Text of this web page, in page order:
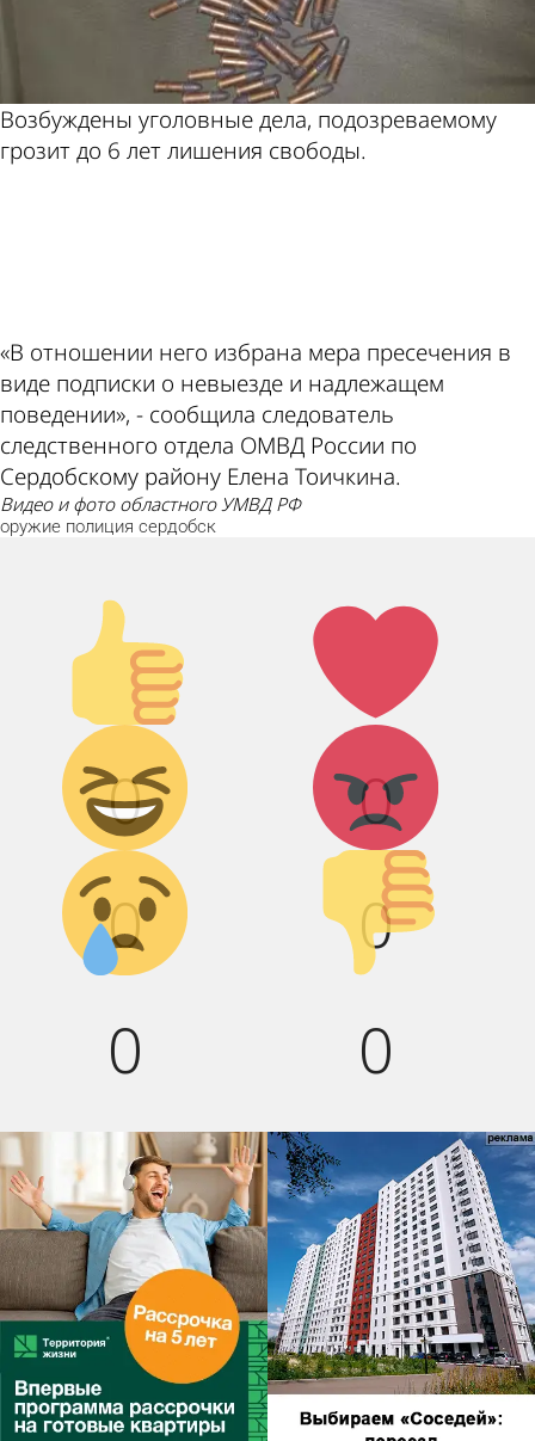
Возбуждены уголовные дела, подозреваемому
грозит до 6 лет лишения свободы.
«В отношении него избрана мера пресечения в
виде подписки о невыезде и надлежащем
поведении», - сообщила следователь
следственного отдела ОМВД России по
Сердобскому району Елена Тоичкина.
видео и фото областного УМВД РФ
оружие полиция сердобск
Палец
вверх!
0
Лайк!
0
Дикий
смех!
0
Агрессия!
0
Грусть :(
0
Палец
вниз!
0